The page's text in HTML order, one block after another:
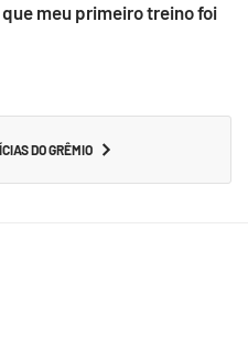
que meu primeiro treino foi
DO GRÊMIO